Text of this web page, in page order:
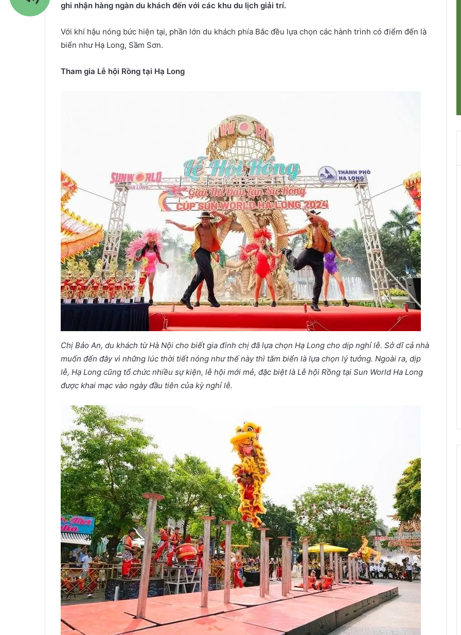
ghi nhận hàng ngàn du khách đến với các khu du lịch giải trí.
Với khí hậu nóng bức hiện tại, phần lớn du khách phía Bắc đều lựa chọn các hành trình có điểm đến là
biển như Hạ Long, Sầm Sơn.
Tham gia Lễ hội Rồng tại Hạ Long
Chị Bảo An, du khách từ Hà Nội cho biết gia đình chị đã lựa chọn Hạ Long cho dịp nghỉ lễ. Sở dĩ cả nhà
muốn đến đây vì những lúc thời tiết nóng như thế này thì tắm biển là lựa chọn lý tưởng. Ngoài ra, dịp
lễ, Hạ Long cũng tổ chức nhiều sự kiện, lễ hội mới mẻ, đặc biệt là Lễ hội Rồng tại Sun World Ha Long
được khai mạc vào ngày đầu tiên của kỳ nghỉ lễ.